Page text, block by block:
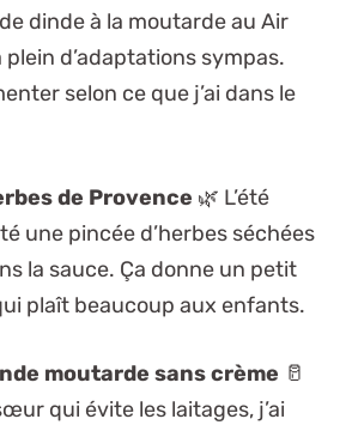
dinde à la moutarde au Air
d’adaptations sympas.
selon ce que j’ai dans le
de Provence 🌿 L’été
une pincée d’herbes séchées
la sauce. Ça donne un petit
plaît beaucoup aux enfants.
moutarde sans crème 🥛
qui évite les laitages, j’ai